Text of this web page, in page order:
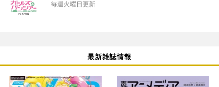
毎週火曜日更新
最新雑誌情報